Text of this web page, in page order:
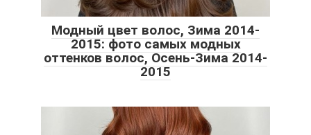
Модный цвет волос, Зима 2014-
2015: фото самых модных
оттенков волос, Осень-Зима 2014-
2015